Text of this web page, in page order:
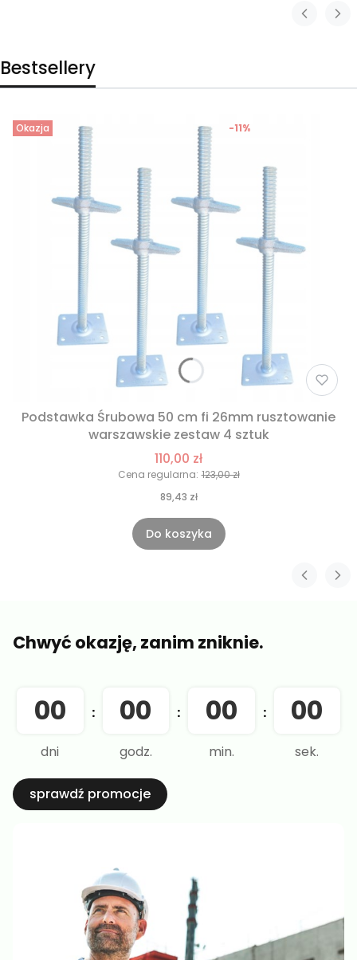
Bestsellery
Okazja
Podstawka Śrubowa 50 cm fi 26mm rusztowanie
warszawskie zestaw 4 sztuk
110,00 zł
Cena regularna: 123,00 zł
-11%
89,43 zł
Do koszyka
Chwyć okazję, zanim zniknie.
00
dni
: 00
godz.
: 00
min.
: 00
sek.
sprawdź promocje